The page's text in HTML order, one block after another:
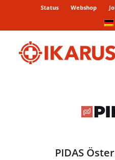
Status Webshop
PIDAS